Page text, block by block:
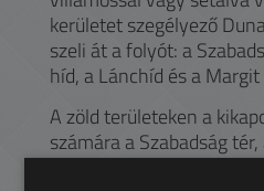
kerületet szegélyező
szeli át a folyót: a
híd, a Lánchíd és a
A zöld területeken a
számára a Szabadság
Olimpia park, a Kossuth